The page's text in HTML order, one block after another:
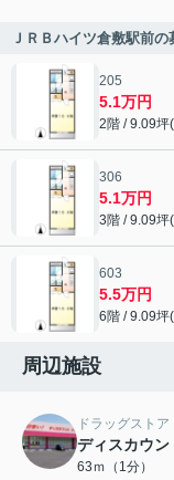
ＪＲＢハイツ倉敷駅前の
205
5.1万円
2階 / 9.09坪
306
5.1万円
3階 / 9.09坪
603
5.5万円
6階 / 9.09坪
周辺施設
ドラッグストア
ディスカウ
63ｍ（1分）